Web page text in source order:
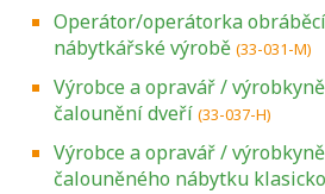
Operátor/operátorka
nábytkářské výrobě (33-031-M)
Výrobce a opravář /
čalounění dveří (33-037-H)
Výrobce a opravář /
čalouněného nábytku